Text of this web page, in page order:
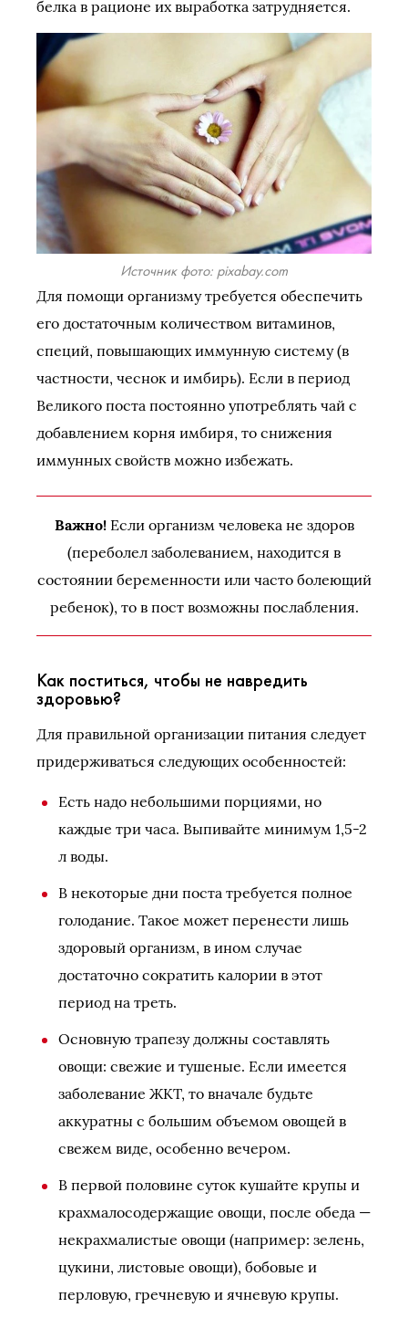
белка в рационе их выработка затрудняется.
Источник фото: pixabay.com
Для помощи организму требуется обеспечить
его достаточным количеством витаминов,
специй, повышающих иммунную систему (в
частности, чеснок и имбирь). Если в период
Великого поста постоянно употреблять чай с
добавлением корня имбиря, то снижения
иммунных свойств можно избежать.
Важно!Если организм человека не здоров
(переболел заболеванием, находится в
состоянии беременности или часто болеющий
ребенок), то в пост возможны послабления.
Как поститься, чтобы не навредить
здоровью?
Для правильной организации питания следует
придерживаться следующих особенностей:
Есть надо небольшими порциями, но
каждые три часа. Выпивайте минимум 1,5-2
л воды.
В некоторые дни поста требуется полное
голодание. Такое может перенести лишь
здоровый организм, в ином случае
достаточно сократить калории в этот
период на треть.
Основную трапезу должны составлять
овощи: свежие и тушеные. Если имеется
заболевание ЖКТ, то вначале будьте
аккуратны с большим объемом овощей в
свежем виде, особенно вечером.
В первой половине суток кушайте крупы и
крахмалосодержащие овощи, после обеда —
некрахмалистые овощи (например: зелень,
цукини, листовые овощи), бобовые и
перловую, гречневую и ячневую крупы.